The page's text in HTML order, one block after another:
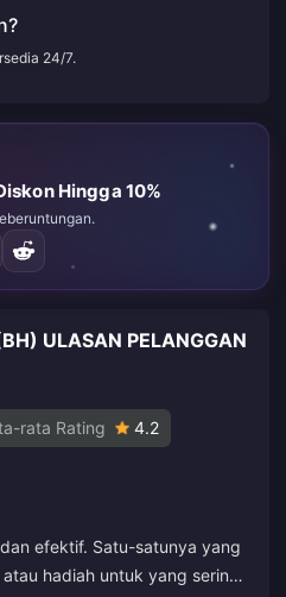
24/7.
Hingga 10%
ULASAN PELANGGAN
rata Rating 4.2
efektif. Satu-satunya yang
hadiah untuk yang sering